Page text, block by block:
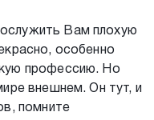
Вам плохую
особенно
профессию. Но
внешнем. Он тут, и
помните